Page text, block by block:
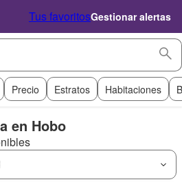
Tus favoritosGestionar alertas
Precio Estratos Habitaciones
en Hobo